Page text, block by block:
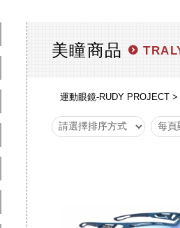
美瞳商品
運動眼鏡-RUDY PROJECT